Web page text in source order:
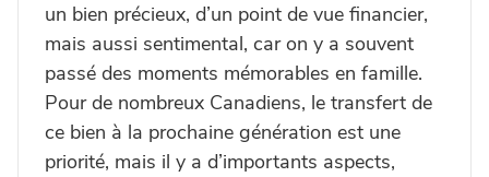
un bien précieux, d’un point de vue financier,
mais aussi sentimental, car on y a souvent
passé des moments mémorables en famille.
Pour de nombreux Canadiens, le transfert de
ce bien à la prochaine génération est une
priorité, mais il y a d’importants aspects,